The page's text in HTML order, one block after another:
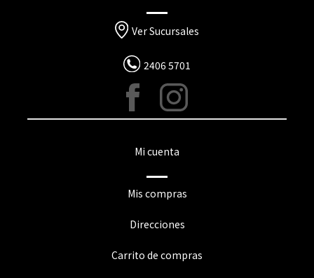
Ver Sucursales
2406 5701
Mi cuenta
Mis compras
Direcciones
Carrito de compras